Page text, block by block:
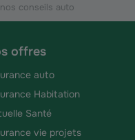
conseils auto
offres
auto
Habitation
Santé
vie projets